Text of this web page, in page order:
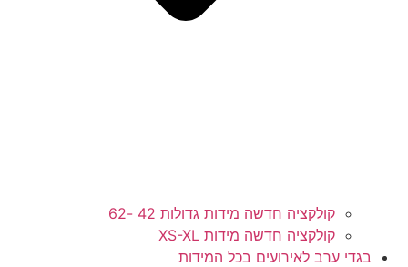
קולקציה חדשה מידות גדולות 42 -62
קולקציה חדשה מידות XS-XL
בגדי ערב לאירועים בכל המידות